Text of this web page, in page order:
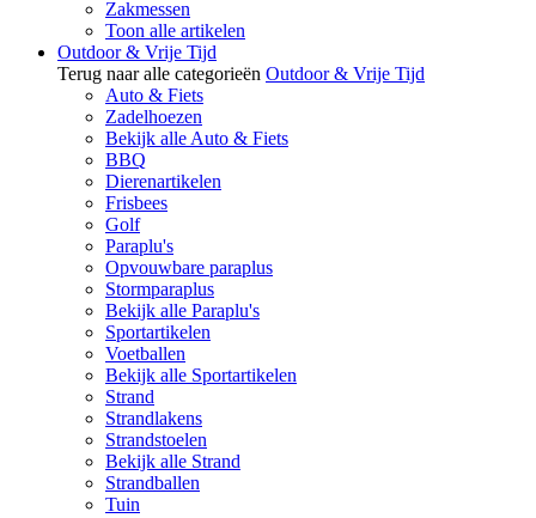
Zakmessen
Toon alle artikelen
Outdoor & Vrije Tijd
Terug naar alle categorieën Outdoor & Vrije Tijd
Auto & Fiets
Zadelhoezen
Bekijk alle Auto & Fiets
BBQ
Dierenartikelen
Frisbees
Golf
Paraplu's
Opvouwbare paraplus
Stormparaplus
Bekijk alle Paraplu's
Sportartikelen
Voetballen
Bekijk alle Sportartikelen
Strand
Strandlakens
Strandstoelen
Bekijk alle Strand
Strandballen
Tuin